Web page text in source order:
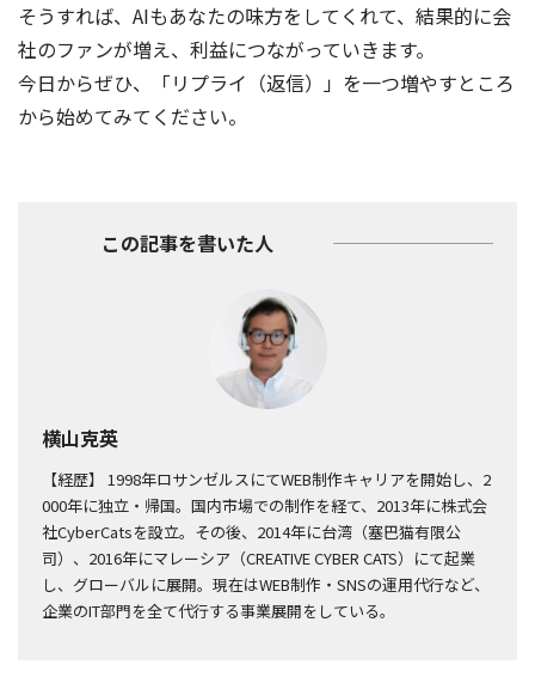
そうすれば、AIもあなたの味方をしてくれて、結果的に会
社のファンが増え、利益につながっていきます。
今日からぜひ、「リプライ（返信）」を一つ増やすところ
から始めてみてください。
この記事を書いた人
横山克英
【経歴】 1998年ロサンゼルスにてWEB制作キャリアを開始し、2
000年に独立・帰国。国内市場での制作を経て、2013年に株式会
社CyberCatsを設立。その後、2014年に台湾（塞巴猫有限公
司）、2016年にマレーシア（CREATIVE CYBER CATS）にて起業
し、グローバルに展開。現在はWEB制作・SNSの運用代行など、
企業のIT部門を全て代行する事業展開をしている。